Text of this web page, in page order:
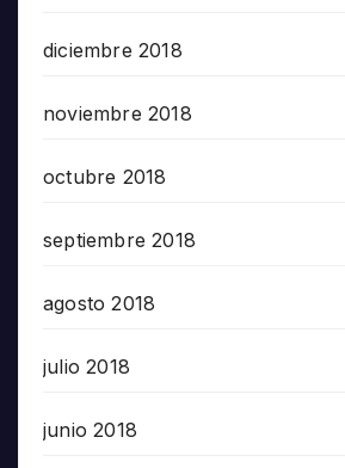
diciembre 2018
noviembre 2018
octubre 2018
septiembre 2018
agosto 2018
julio 2018
junio 2018